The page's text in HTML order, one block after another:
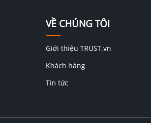
VỀ CHÚNG TÔI
Giới thiệu TRUST.vn
Khách hàng
Tin tức